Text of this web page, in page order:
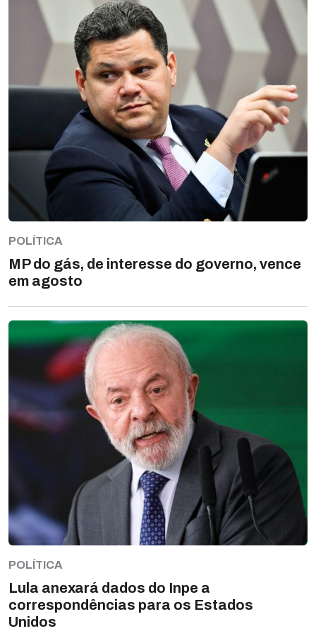
POLÍTICA
MP do gás, de interesse do governo, vence
em agosto
POLÍTICA
Lula anexará dados do Inpe a
correspondências para os Estados
Unidos